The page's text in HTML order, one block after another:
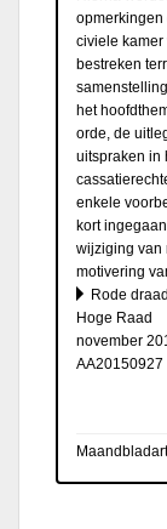
opmerkingen
civiele
bestreken
het
orde, de
uitspraken in
enkele
kort
wijziging van
motivering
Rode
Hoge Raad
november
AA20150927